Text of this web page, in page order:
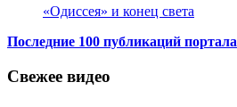
«Одиссея» и конец света
Последние 100 публикаций портала
Свежее видео